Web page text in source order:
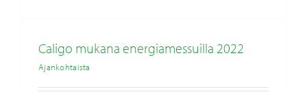
Caligo mukana energiamessuilla 2022
Ajankohtaista